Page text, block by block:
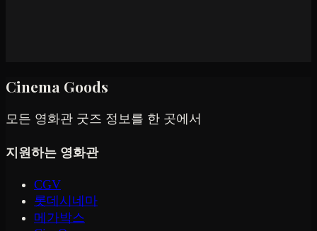
Cinema Goods
모든 영화관 굿즈 정보를 한 곳에서
지원하는 영화관
CGV
롯데시네마
메가박스